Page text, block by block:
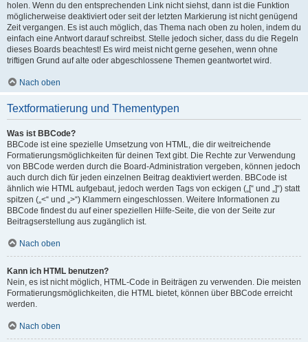
holen. Wenn du den entsprechenden Link nicht siehst, dann ist die Funktion
möglicherweise deaktiviert oder seit der letzten Markierung ist nicht genügend
Zeit vergangen. Es ist auch möglich, das Thema nach oben zu holen, indem du
einfach eine Antwort darauf schreibst. Stelle jedoch sicher, dass du die Regeln
dieses Boards beachtest! Es wird meist nicht gerne gesehen, wenn ohne
triftigen Grund auf alte oder abgeschlossene Themen geantwortet wird.
Nach oben
Textformatierung und Thementypen
Was ist BBCode?
BBCode ist eine spezielle Umsetzung von HTML, die dir weitreichende
Formatierungsmöglichkeiten für deinen Text gibt. Die Rechte zur Verwendung
von BBCode werden durch die Board-Administration vergeben, können jedoch
auch durch dich für jeden einzelnen Beitrag deaktiviert werden. BBCode ist
ähnlich wie HTML aufgebaut, jedoch werden Tags von eckigen („[“ und „]“) statt
spitzen („<“ und „>“) Klammern eingeschlossen. Weitere Informationen zu
BBCode findest du auf einer speziellen Hilfe-Seite, die von der Seite zur
Beitragserstellung aus zugänglich ist.
Nach oben
Kann ich HTML benutzen?
Nein, es ist nicht möglich, HTML-Code in Beiträgen zu verwenden. Die meisten
Formatierungsmöglichkeiten, die HTML bietet, können über BBCode erreicht
werden.
Nach oben